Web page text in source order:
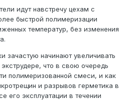
идут навстречу цехам с
быстрой полимеризации
температур, без изменения
зачастую начинают увеличивать
что в свою очередь
полимеризованной смеси, и как
и разрывов герметика в
его эксплуатации в течении